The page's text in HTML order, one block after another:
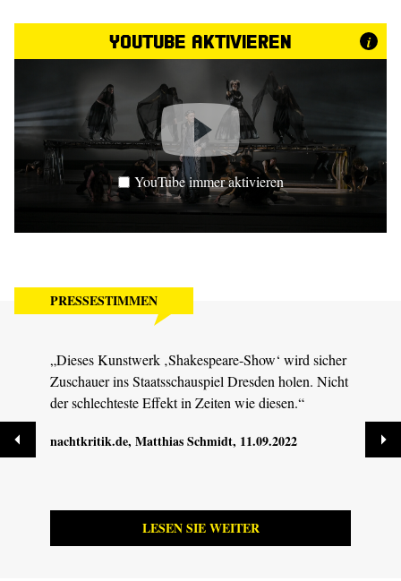
YouTube aktivieren i
YouTube immer aktivieren
PRESSESTIMMEN
„Dieses Kunstwerk ‚Shakespeare-Show‘ wird sicher
Zuschauer ins Staatsschauspiel Dresden holen. Nicht
der schlechteste Effekt in Zeiten wie diesen.“
nachtkritik.de, Matthias Schmidt, 11.09.2022
LESEN SIE WEITER
MDR